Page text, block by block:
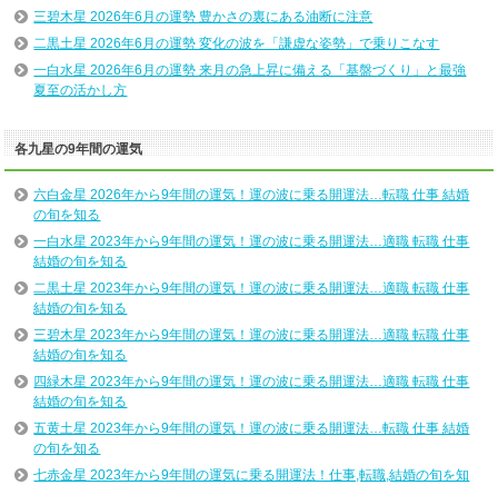
三碧木星 2026年6月の運勢 豊かさの裏にある油断に注意
二黒土星 2026年6月の運勢 変化の波を「謙虚な姿勢」で乗りこなす
一白水星 2026年6月の運勢 来月の急上昇に備える「基盤づくり」と最強
夏至の活かし方
各九星の9年間の運気
六白金星 2026年から9年間の運気！運の波に乗る開運法…転職 仕事 結婚
の旬を知る
一白水星 2023年から9年間の運気！運の波に乗る開運法…適職 転職 仕事
結婚の旬を知る
二黒土星 2023年から9年間の運気！運の波に乗る開運法…適職 転職 仕事
結婚の旬を知る
三碧木星 2023年から9年間の運気！運の波に乗る開運法…適職 転職 仕事
結婚の旬を知る
四緑木星 2023年から9年間の運気！運の波に乗る開運法…適職 転職 仕事
結婚の旬を知る
五黄土星 2023年から9年間の運気！運の波に乗る開運法…転職 仕事 結婚
の旬を知る
七赤金星 2023年から9年間の運気に乗る開運法！仕事,転職,結婚の旬を知